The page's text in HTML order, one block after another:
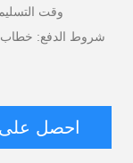
وقت التسليم: في غضون 5-
احصل